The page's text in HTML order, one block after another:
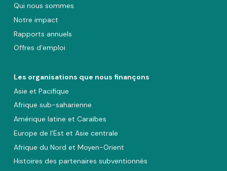
Qui nous sommes
Notre impact
Rapports annuels
Offres d’emploi
Les organisations que nous finançons
Asie et Pacifique
Afrique sub-saharienne
Amérique latine et Caraïbes
Europe de l’Est et Asie centrale
Afrique du Nord et Moyen-Orient
Histoires des partenaires subventionnés